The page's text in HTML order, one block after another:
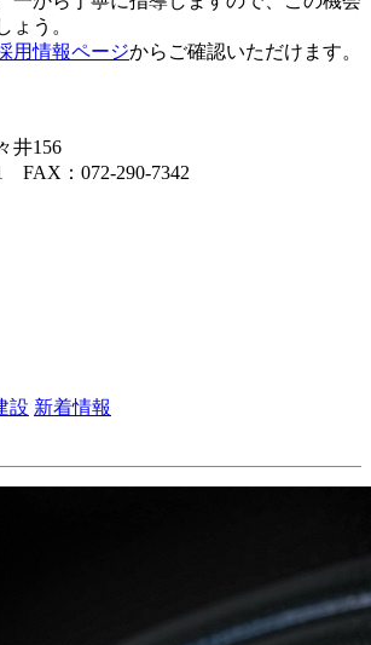
ょう。
用情報ページからご確認いただけます。
井156
FAX：072-290-7342
設 新着情報